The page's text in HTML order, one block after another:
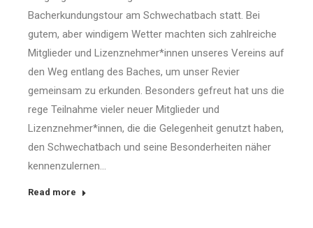
Bacherkundungstour am Schwechatbach statt. Bei
gutem, aber windigem Wetter machten sich zahlreiche
Mitglieder und Lizenznehmer*innen unseres Vereins auf
den Weg entlang des Baches, um unser Revier
gemeinsam zu erkunden. Besonders gefreut hat uns die
rege Teilnahme vieler neuer Mitglieder und
Lizenznehmer*innen, die die Gelegenheit genutzt haben,
den Schwechatbach und seine Besonderheiten näher
kennenzulernen…
Read more